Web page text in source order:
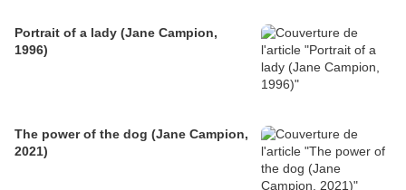
Portrait of a lady (Jane Campion,
1996)
The power of the dog (Jane Campion,
2021)